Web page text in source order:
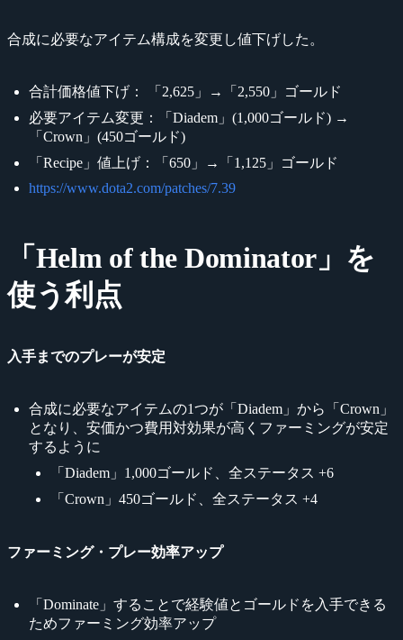
合成に必要なアイテム構成を変更し値下げした。
合計価格値下げ： 「2,625」→「2,550」ゴールド
必要アイテム変更：「Diadem」(1,000ゴールド) →
「Crown」(450ゴールド)
「Recipe」値上げ：「650」→「1,125」ゴールド
https://www.dota2.com/patches/7.39
「Helm of the Dominator」を
使う利点
入手までのプレーが安定
合成に必要なアイテムの1つが「Diadem」から「Crown」
となり、安価かつ費用対効果が高くファーミングが安定
するように
「Diadem」1,000ゴールド、全ステータス +6
「Crown」450ゴールド、全ステータス +4
ファーミング・プレー効率アップ
「Dominate」することで経験値とゴールドを入手できる
ためファーミング効率アップ